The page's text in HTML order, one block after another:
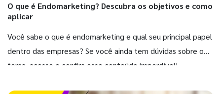
O que é Endomarketing? Descubra os objetivos e como
aplicar
Você sabe o que é endomarketing e qual seu principal papel
dentro das empresas? Se você ainda tem dúvidas sobre o
tema, acesse e confira esse conteúdo imperdível!